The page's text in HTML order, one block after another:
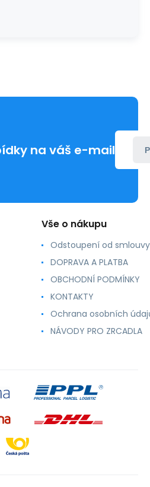
na váš e-mail
Vše o nákupu
Odstoupení od smlouvy
DOPRAVA A PLATBA
OBCHODNÍ PODMÍNKY
KONTAKTY
Ochrana osobních
NÁVODY PRO ZRCADLA